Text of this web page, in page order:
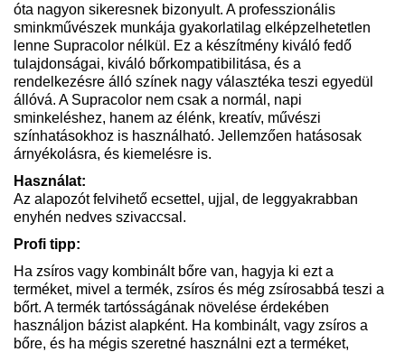
óta nagyon sikeresnek bizonyult. A professzionális
sminkművészek munkája gyakorlatilag elképzelhetetlen
lenne Supracolor nélkül. Ez a készítmény kiváló fedő
tulajdonságai, kiváló bőrkompatibilitása, és a
rendelkezésre álló színek nagy választéka teszi egyedül
állóvá. A Supracolor nem csak a normál, napi
sminkeléshez, hanem az élénk, kreatív, művészi
színhatásokhoz is használható. Jellemzően hatásosak
árnyékolásra, és kiemelésre is.
Használat:
Az alapozót felvihető ecsettel, ujjal, de leggyakrabban
enyhén nedves szivaccsal.
Profi tipp:
Ha zsíros vagy kombinált bőre van, hagyja ki ezt a
terméket, mivel a termék, zsíros és még zsírosabbá teszi a
bőrt. A termék tartósságának növelése érdekében
használjon bázist alapként. Ha kombinált, vagy zsíros a
bőre, és ha mégis szeretné használni ezt a terméket,